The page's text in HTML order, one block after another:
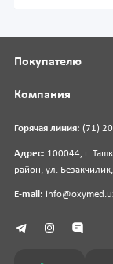
Горячая линия: (71)
Адрес: 100044, г.
район, ул.
E-mail:
Покупателю
Компания